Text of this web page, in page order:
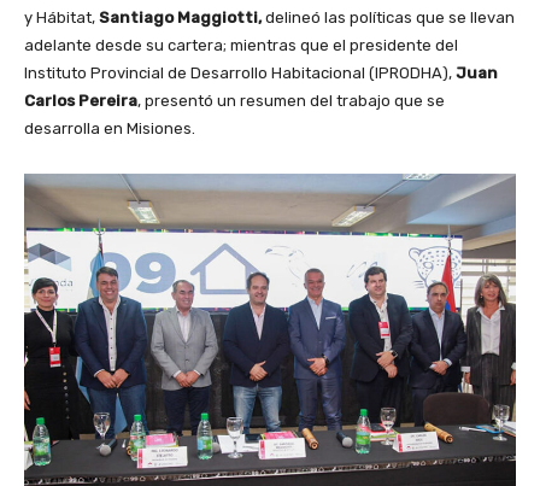
y Hábitat, Santiago Maggiotti,delineó las políticas que se llevan
adelante desde su cartera; mientras que el presidente del
Instituto Provincial de Desarrollo Habitacional (IPRODHA), Juan
Carlos Pereira, presentó un resumen del trabajo que se
desarrolla en Misiones.